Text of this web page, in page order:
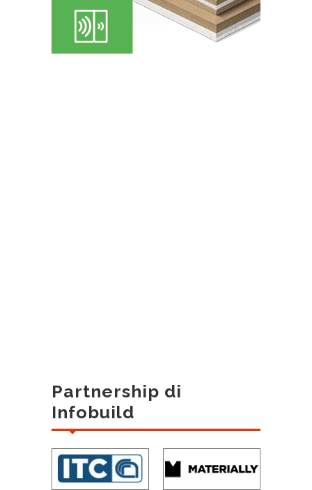
Partnership di
Infobuild